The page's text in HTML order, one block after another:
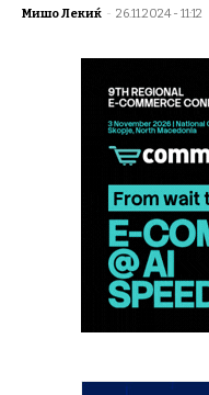
Мишо Лекиќ - 26.11.2024 - 11:12